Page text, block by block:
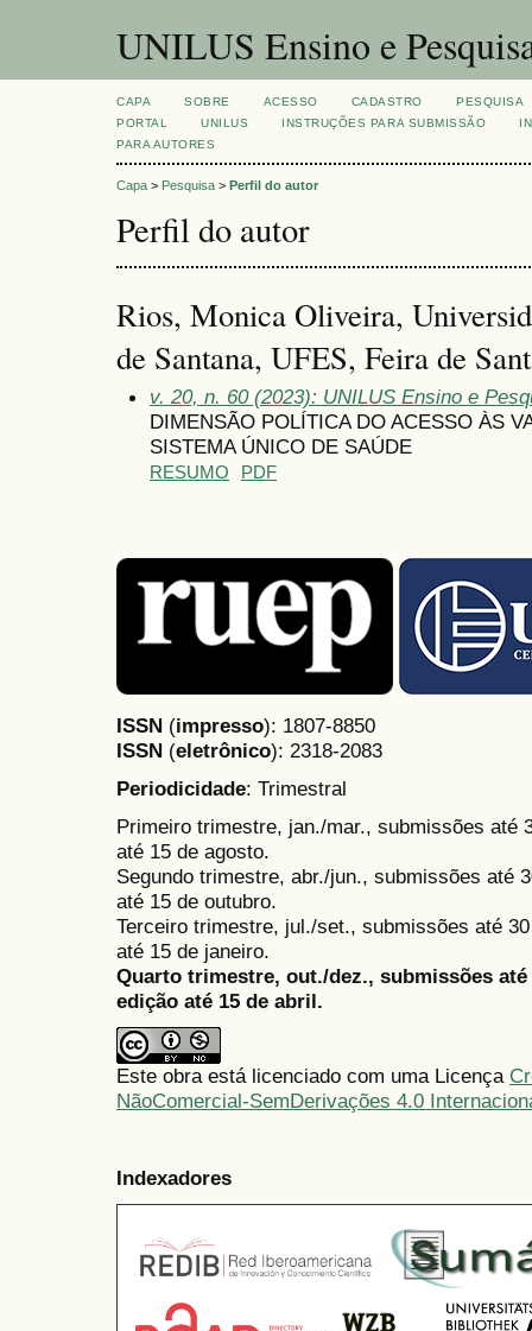
UNILUS Ensino e
CAPA SOBRE ACESSO CADASTRO
PESQUISA
PORTAL
UNILUS INSTRUÇÕES PARA SUBMISSÃO
PARA AUTORES
Capa > Pesquisa > Perfil do autor
Perfil do autor
Rios, Monica Oliveira,
de Santana, UFES, Feira de
v. 20, n. 60 (2023): UNILUS Ensino e
DIMENSÃO POLÍTICA DO ACESSO ÀS
SISTEMA ÚNICO DE SAÚDE
RESUMO PDF
ISSN (impresso): 1807-8850
ISSN (eletrônico): 2318-2083
Periodicidade: Trimestral
Primeiro trimestre, jan./mar., submissões até
até 15 de agosto.
Segundo trimestre, abr./jun., submissões até
até 15 de outubro.
Terceiro trimestre, jul./set., submissões até
até 15 de janeiro.
Quarto trimestre, out./dez., submissões
edição até 15 de abril.
Este obra está licenciado com uma Licença
NãoComercial-SemDerivações 4.0
Indexadores